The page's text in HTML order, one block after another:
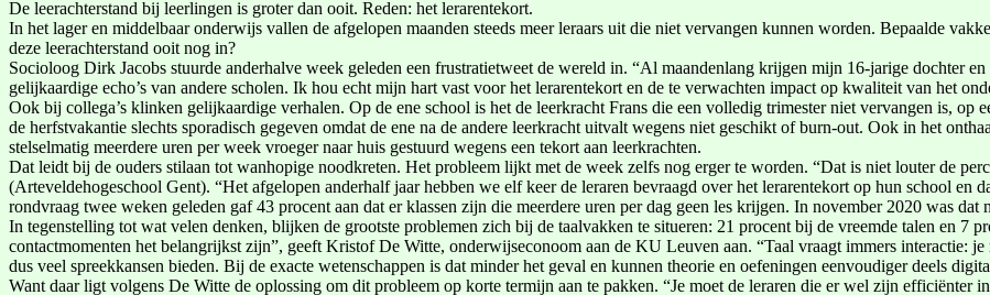
De leerachterstand bij leerlingen is groter dan ooit. Reden: het lerarentekort.
In het lager en middelbaar onderwijs vallen de afgelopen maanden steeds meer leraars uit die niet vervangen kunnen worden. Bepaalde
deze leerachterstand ooit nog in?
Socioloog Dirk Jacobs stuurde anderhalve week geleden een frustratietweet de wereld in. “Al maandenlang krijgen mijn 16-jarige dochter
gelijkaardige echo’s van andere scholen. Ik hou echt mijn hart vast voor het lerarentekort en de te verwachten impact op kwaliteit van het
Ook bij collega’s klinken gelijkaardige verhalen. Op de ene school is het de leerkracht Frans die een volledig trimester niet vervangen is, op
de herfstvakantie slechts sporadisch gegeven omdat de ene na de andere leerkracht uitvalt wegens niet geschikt of burn-out. Ook in het
stelselmatig meerdere uren per week vroeger naar huis gestuurd wegens een tekort aan leerkrachten.
Dat leidt bij de ouders stilaan tot wanhopige noodkreten. Het probleem lijkt met de week zelfs nog erger te worden. “Dat is niet louter de
(Arteveldehogeschool Gent). “Het afgelopen anderhalf jaar hebben we elf keer de leraren bevraagd over het lerarentekort op hun school en
rondvraag twee weken geleden gaf 43 procent aan dat er klassen zijn die meerdere uren per dag geen les krijgen. In november 2020 was dat
In tegenstelling tot wat velen denken, blijken de grootste problemen zich bij de taalvakken te situeren: 21 procent bij de vreemde talen en 7
contactmomenten het belangrijkst zijn”, geeft Kristof De Witte, onderwijseconoom aan de KU Leuven aan. “Taal vraagt immers interactie: je
dus veel spreekkansen bieden. Bij de exacte wetenschappen is dat minder het geval en kunnen theorie en oefeningen eenvoudiger deels
Want daar ligt volgens De Witte de oplossing om dit probleem op korte termijn aan te pakken. “Je moet de leraren die er wel zijn efficiënter